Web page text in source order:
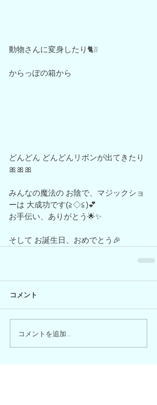
動物さんに変身したり🐈❕❕
からっぽの箱から
どんどん どんどんリボンが出てきたり
🎀🎀🎀
みんなの魔法の お陰で、マジックショ
ーは 大成功です(≧◇≦)💕
お手伝い、ありがとう🌟✨
そして お誕生日、おめでとう🎉
コメント
コメントを追加…